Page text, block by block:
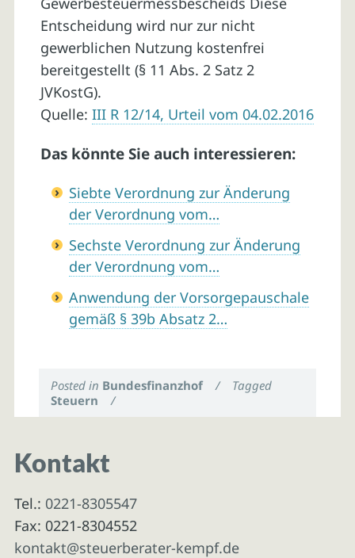
Entscheidung wird nur zur nicht
gewerblichen Nutzung kostenfrei
bereitgestellt (§ 11 Abs. 2 Satz 2
JVKostG).
Quelle: III R 12/14, Urteil vom 04.02.2016
Das könnte Sie auch interessieren:
Siebte Verordnung zur Änderung
der Verordnung vom…
Sechste Verordnung zur Änderung
der Verordnung vom…
Anwendung der Vorsorgepauschale
gemäß § 39b Absatz 2…
Posted in Bundesfinanzhof /
Tagged
Steuern
/
Kontakt
Tel.: 0221-8305547
Fax: 0221-8304552
kontakt@steuerberater-kempf.de